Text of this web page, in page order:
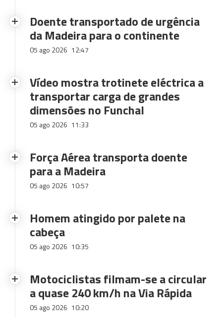
Doente transportado de urgência
da Madeira para o continente
05 ago 2026 12:47
Vídeo mostra trotinete eléctrica a
transportar carga de grandes
dimensões no Funchal
05 ago 2026 11:33
Força Aérea transporta doente
para a Madeira
05 ago 2026 10:57
Homem atingido por palete na
cabeça
05 ago 2026 10:35
Motociclistas filmam-se a circular
a quase 240 km/h na Via Rápida
05 ago 2026 10:20